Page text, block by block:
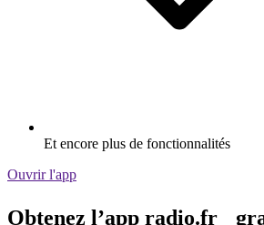
Et encore plus de fonctionnalités
Ouvrir l'app
Obtenez l’app radio.fr